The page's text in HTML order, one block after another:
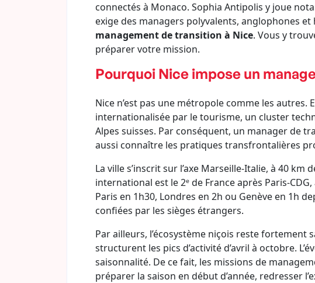
connectés à Monaco. Sophia Antipolis y joue
exige des managers polyvalents, anglophones
management de transition à Nice. Vous y
préparer votre mission.
Pourquoi Nice impose un
Nice n’est pas une métropole comme les
internationalisée par le tourisme, un cluster
Alpes suisses. Par conséquent, un manager de
aussi connaître les pratiques transfrontalières
La ville s’inscrit sur l’axe Marseille-Italie, à 40
international est le 2ᵉ de France après Paris-
Paris en 1h30, Londres en 2h ou Genève en 1h
confiées par les sièges étrangers.
Par ailleurs, l’écosystème niçois reste fortement
structurent les pics d’activité d’avril à octobre.
saisonnalité. De ce fait, les missions de
préparer la saison en début d’année, redresser